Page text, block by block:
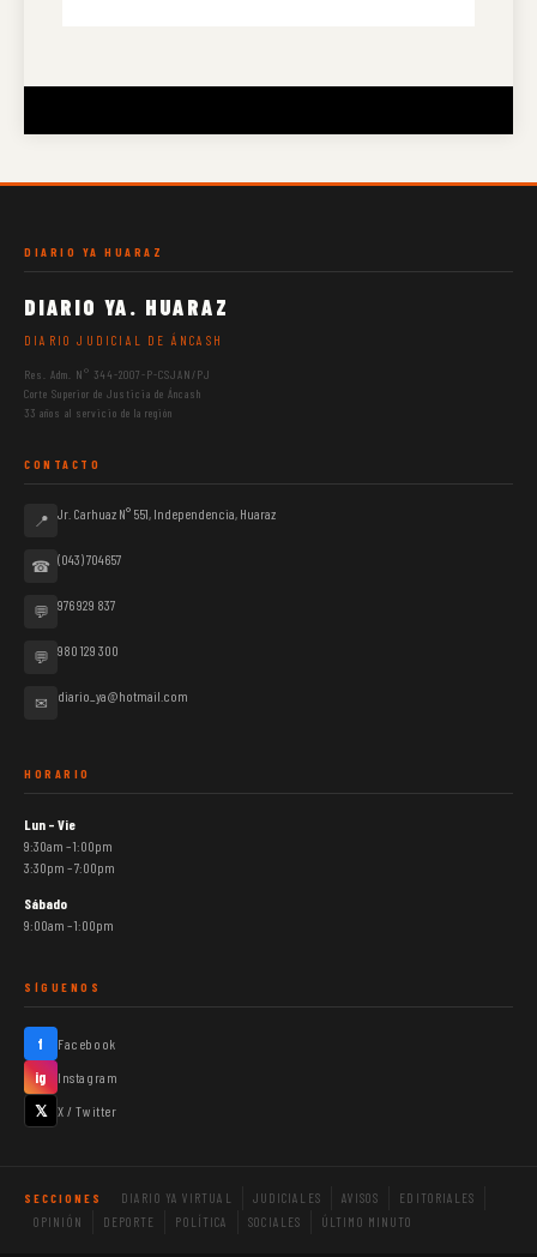
DIARIO YA HUARAZ
DIARIO YA. HUARAZ
DIARIO JUDICIAL DE ÁNCASH
Res. Adm. N° 344-2007-P-CSJAN/PJ
Corte Superior de Justicia de Áncash
33 años al servicio de la región
CONTACTO
📍 Jr. Carhuaz N° 551, Independencia, Huaraz
☎ (043) 704657
💬 976 929 837
💬 980 129 300
✉ diario_ya@hotmail.com
HORARIO
Lun – Vie
9:30am – 1:00pm
3:30pm – 7:00pm
Sábado
9:00am – 1:00pm
SÍGUENOS
f Facebook
ig Instagram
𝕏 X / Twitter
SECCIONES DIARIO YA VIRTUAL JUDICIALES AVISOS
EDITORIALES
OPINIÓN
DEPORTE POLÍTICA SOCIALES ÚLTIMO MINUTO